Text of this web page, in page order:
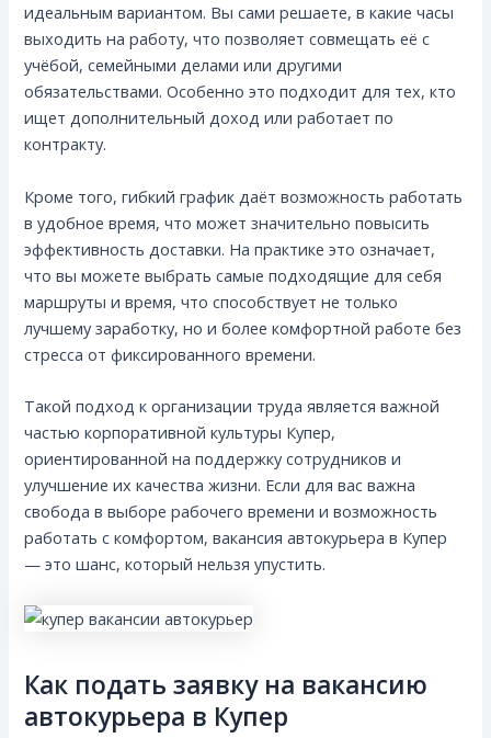
идеальным вариантом. Вы сами решаете, в какие часы
выходить на работу, что позволяет совмещать её с
учёбой, семейными делами или другими
обязательствами. Особенно это подходит для тех, кто
ищет дополнительный доход или работает по
контракту.
Кроме того, гибкий график даёт возможность работать
в удобное время, что может значительно повысить
эффективность доставки. На практике это означает,
что вы можете выбрать самые подходящие для себя
маршруты и время, что способствует не только
лучшему заработку, но и более комфортной работе без
стресса от фиксированного времени.
Такой подход к организации труда является важной
частью корпоративной культуры Купер,
ориентированной на поддержку сотрудников и
улучшение их качества жизни. Если для вас важна
свобода в выборе рабочего времени и возможность
работать с комфортом, вакансия автокурьера в Купер
— это шанс, который нельзя упустить.
Как подать заявку на вакансию
автокурьера в Купер